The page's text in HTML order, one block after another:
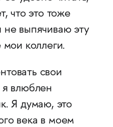
что это тоже
выпячиваю эту
мои коллеги.
свои
я влюблен
Я думаю, это
века в моем